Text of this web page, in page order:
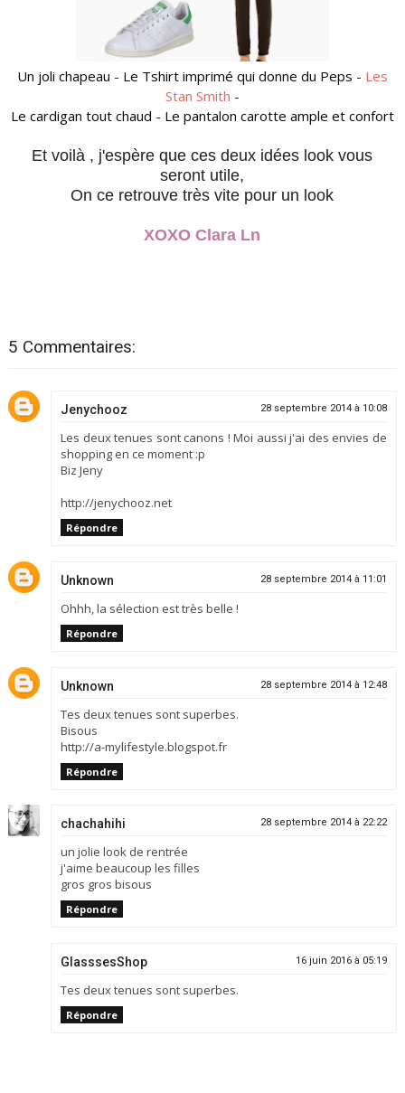
Un joli chapeau - Le Tshirt imprimé qui donne du Peps - Les
Stan Smith -
Le cardigan tout chaud - Le pantalon carotte ample et confort
Et voilà , j'espère que ces deux idées look vous
seront utile,
On ce retrouve très vite pour un look
XOXO Clara Ln
5 Commentaires:
Jenychooz 28 septembre 2014 à 10:08
Les deux tenues sont canons ! Moi aussi j'ai des envies de
shopping en ce moment :p
Biz Jeny
http://jenychooz.net
Répondre
Unknown 28 septembre 2014 à 11:01
Ohhh, la sélection est très belle !
Répondre
Unknown 28 septembre 2014 à 12:48
Tes deux tenues sont superbes.
Bisous
http://a-mylifestyle.blogspot.fr
Répondre
chachahihi 28 septembre 2014 à 22:22
un jolie look de rentrée
j'aime beaucoup les filles
gros gros bisous
Répondre
GlasssesShop 16 juin 2016 à 05:19
Tes deux tenues sont superbes.
Répondre